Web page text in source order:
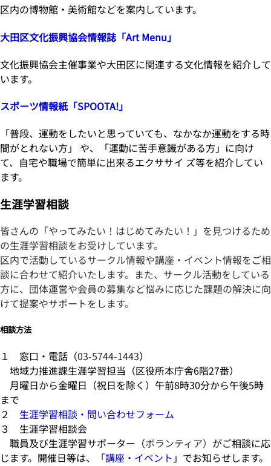
区内の博物館・美術館などを案内しています。
大田区文化振興協会情報誌「Art Menu」
文化振興協会主催事業や大田区に関連する文化情報を紹介して
います。
スポーツ情報紙「SPOOTA!」
「普段、運動をしたいと思っていても、なかなか運動をする時
間がとれない方」 や、「運動に苦手意識がある方」に向け
て、自宅や職場で簡単に出来るエクササイ ズ等を紹介してい
ます。
生涯学習相談
皆さんの「やってみたい！はじめてみたい！」を見つけるため
の生涯学習相談をお受けしています。
区内で活動しているサークル情報や講座・イベント情報をご相
談に合わせて紹介いたします。また、サークル活動をしている
方に、団体運営や会員の募集など悩みに応じた課題の解決に向
けて提案やサポートをします。
相談方法
１ 窓口・電話（03-5744-1443）
地域力推進課生涯学習担当（区役所本庁舎6階27番）
月曜日から金曜日（祝日を除く）午前8時30分から午後5時
まで
２ 生涯学習相談・問い合わせフォーム
３ 生涯学習相談会
職員及び生涯学習サポーター（ボランティア） がご相談に応
じます。開催日等は、「講座・イベント 」でお知らせします。